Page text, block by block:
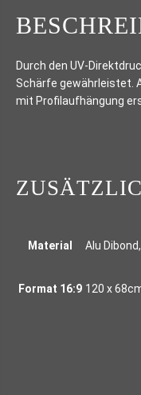
Durch den UV-
Schärfe gewährleistet.
mit Profilaufhängung
Material Alu
Format 16:9 120 x